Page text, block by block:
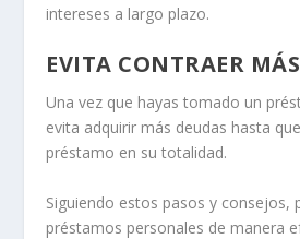
intereses a largo plazo.
EVITA CONTRAER
Una vez que hayas tomado un
evita adquirir más deudas hasta
préstamo en su totalidad.
Siguiendo estos pasos y consejos,
préstamos personales de manera